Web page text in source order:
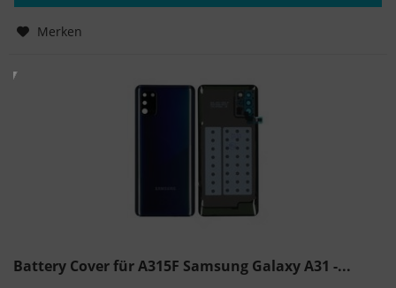
Merken
Battery Cover für A315F Samsung Galaxy A31 -...